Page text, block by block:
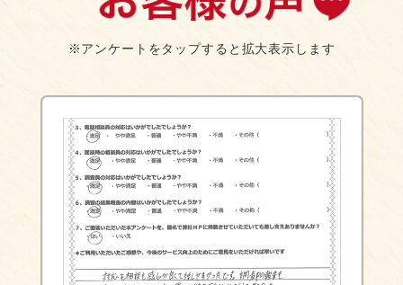
※アンケートをタップすると拡大表示します